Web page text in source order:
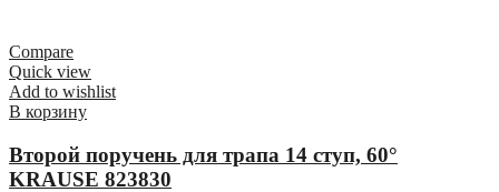
Compare
Quick view
Add to wishlist
В корзину
Второй поручень для трапа 14 ступ, 60°
KRAUSE 823830